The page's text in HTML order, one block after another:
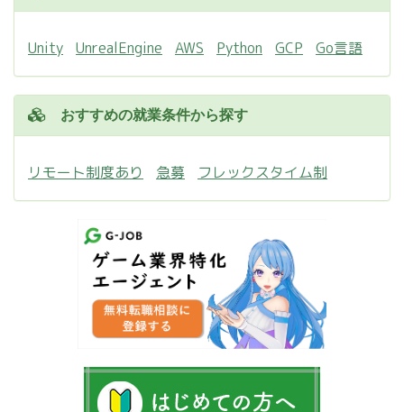
Unity UnrealEngine AWS Python GCP Go言語
おすすめの就業条件から探す
リモート制度あり 急募 フレックスタイム制